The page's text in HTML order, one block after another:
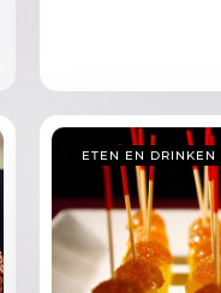
ETEN EN DRINKEN